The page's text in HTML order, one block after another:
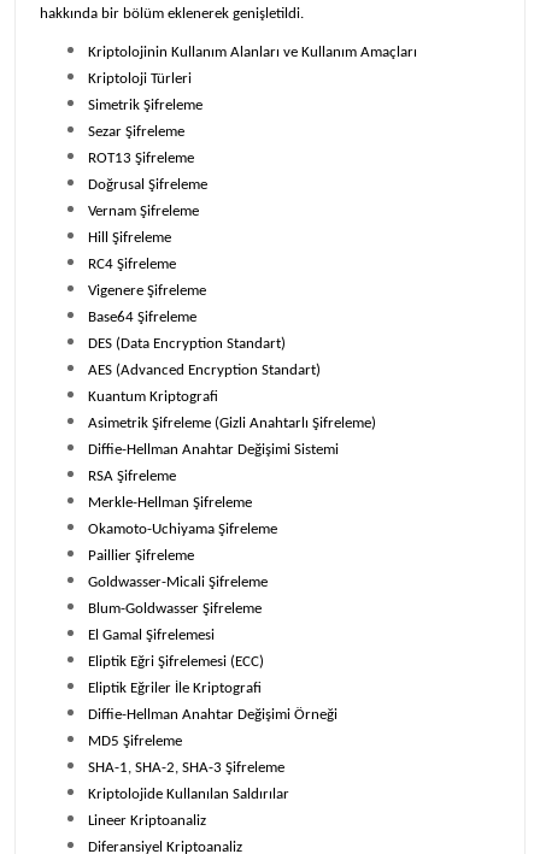
hakkında bir bölüm eklenerek genişletildi.
Kriptolojinin Kullanım Alanları ve Kullanım Amaçları
Kriptoloji Türleri
Simetrik Şifreleme
Sezar Şifreleme
ROT13 Şifreleme
Doğrusal Şifreleme
Vernam Şifreleme
Hill Şifreleme
RC4 Şifreleme
Vigenere Şifreleme
Base64 Şifreleme
DES (Data Encryption Standart)
AES (Advanced Encryption Standart)
Kuantum Kriptografi
Asimetrik Şifreleme (Gizli Anahtarlı Şifreleme)
Diffie-Hellman Anahtar Değişimi Sistemi
RSA Şifreleme
Merkle-Hellman Şifreleme
Okamoto-Uchiyama Şifreleme
Paillier Şifreleme
Goldwasser-Micali Şifreleme
Blum-Goldwasser Şifreleme
El Gamal Şifrelemesi
Eliptik Eğri Şifrelemesi (ECC)
Eliptik Eğriler İle Kriptografi
Diffie-Hellman Anahtar Değişimi Örneği
MD5 Şifreleme
SHA-1, SHA-2, SHA-3 Şifreleme
Kriptolojide Kullanılan Saldırılar
Lineer Kriptoanaliz
Diferansiyel Kriptoanaliz